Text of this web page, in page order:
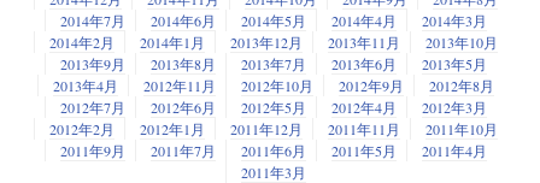
2014年7月
2014年6月 2014年5月 2014年4月
2014年3月
2014年2月
2014年1月 2013年12月 2013年11月
2013年10月
2013年9月
2013年8月 2013年7月 2013年6月
2013年5月
2013年4月
2012年11月 2012年10月 2012年9月
2012年8月
2012年7月
2012年6月 2012年5月 2012年4月
2012年3月
2012年2月
2012年1月 2011年12月 2011年11月
2011年10月
2011年9月
2011年7月 2011年6月 2011年5月
2011年4月
2011年3月